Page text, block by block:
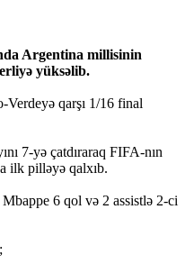
Argentina millisinin
yüksəlib.
qarşı 1/16 final
7-yə çatdıraraq FIFA-nın
ilk pilləyə qalxıb.
6 qol və 2 assistlə 2-ci